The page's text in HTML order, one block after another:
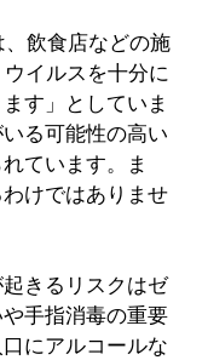
飲食店などの施
イルスを十分に
す」としていま
る可能性の高い
ています。ま
けではありませ
きるリスクはゼ
手指消毒の重要
にアルコールな